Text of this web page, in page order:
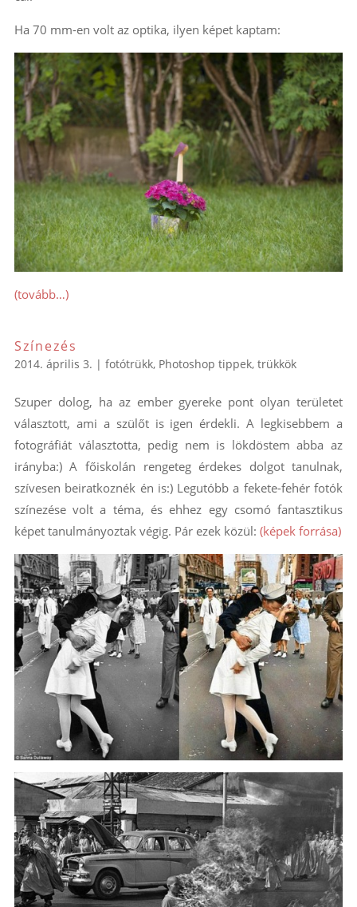
Ha 70 mm-en volt az optika, ilyen képet kaptam:
(tovább…)
Színezés
2014. április 3. | fotótrükk, Photoshop tippek, trükkök
Szuper dolog, ha az ember gyereke pont olyan területet
választott, ami a szülőt is igen érdekli. A legkisebbem a
fotográfiát választotta, pedig nem is lökdöstem abba az
irányba:) A főiskolán rengeteg érdekes dolgot tanulnak,
szívesen beiratkoznék én is:) Legutóbb a fekete-fehér fotók
színezése volt a téma, és ehhez egy csomó fantasztikus
képet tanulmányoztak végig. Pár ezek közül: (képek forrása)